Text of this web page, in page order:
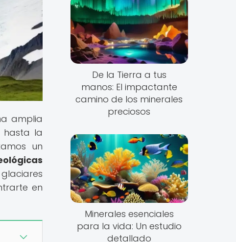
amplia
hasta la
un
en
De la Tierra a tus
manos: El impactante
camino de los minerales
preciosos
Minerales esenciales
para la vida: Un estudio
detallado